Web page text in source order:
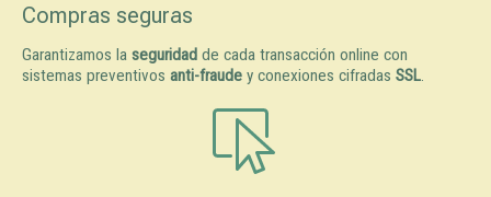
Compras seguras
Garantizamos la seguridad de cada transacción online con
sistemas preventivos anti-fraude y conexiones cifradas SSL.